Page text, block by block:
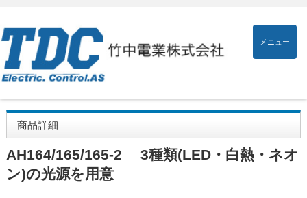
メニュー
商品詳細
AH164/165/165-2 3種類(LED・白熱・ネオ
ン)の光源を用意